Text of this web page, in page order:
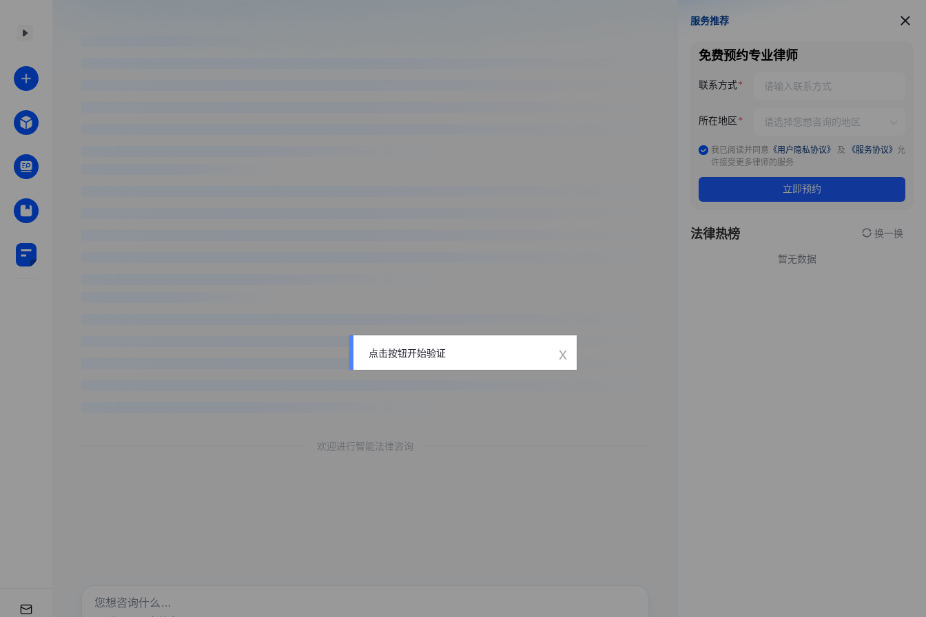
欢迎进行智能法律咨询
服务推荐
服务推荐
免费预约专业律师
联系方式
所在地区
我已阅读并同意 《用户隐私协议》 及 《服务协议》 允
许接受更多律师的服务
立即预约
法律热榜 换一换
暂无数据
点击按钮开始验证 x